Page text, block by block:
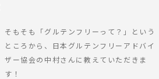
そもそも「グルテンフリーって？」という
ところから、日本グルテンフリーアドバイ
ザー協会の中村さんに教えていただきま
す！